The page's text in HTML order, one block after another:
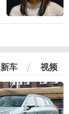
新车 视频